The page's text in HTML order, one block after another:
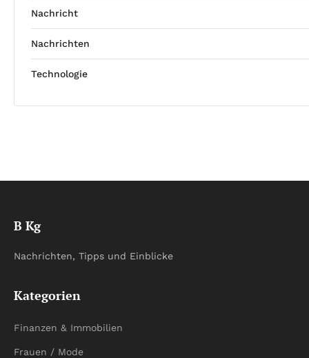
Nachricht
Nachrichten
Technologie
B Kg
Nachrichten, Tipps und Einblicke
Kategorien
Finanzen & Immobilien
Frauen / Mode